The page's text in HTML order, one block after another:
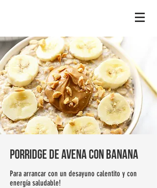
porridge de avena con banana
Para arrancar con un desayuno calentito y con
energía saludable!